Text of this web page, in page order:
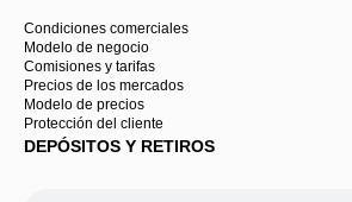
Condiciones comerciales
Modelo de negocio
Comisiones y tarifas
Precios de los mercados
Modelo de precios
Protección del cliente
DEPÓSITOS Y RETIROS